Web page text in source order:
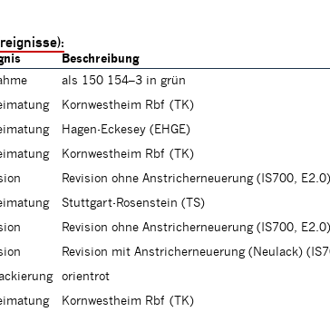
Beschreibung
als 150 154–3 in grün
Kornwestheim Rbf (TK)
Hagen-Eckesey (EHGE)
Kornwestheim Rbf (TK)
Revision ohne Anstricherneuerung (IS700,
Stuttgart-Rosenstein (TS)
Revision ohne Anstricherneuerung (IS700,
Revision mit Anstricherneuerung (Neulack)
orientrot
Kornwestheim Rbf (TK)